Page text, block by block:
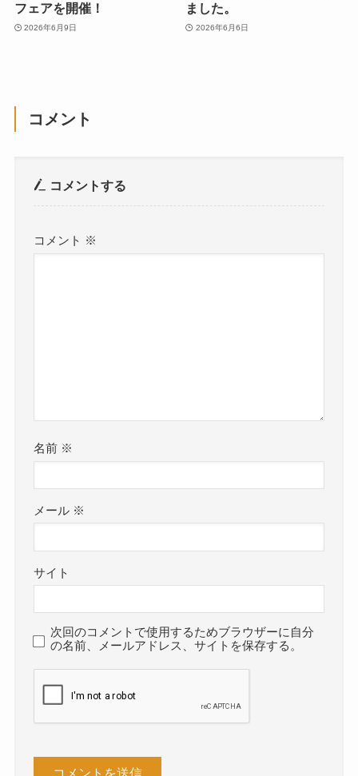
フェアを開催！
2026年6月9日
ました。
2026年6月6日
コメント
コメントする
コメント ※
名前 ※
メール ※
サイト
次回のコメントで使用するためブラウザーに自分
の名前、メールアドレス、サイトを保存する。